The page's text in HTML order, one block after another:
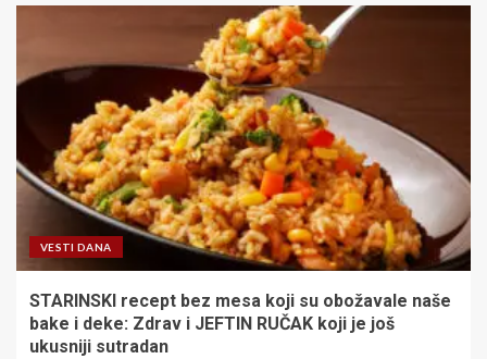
VESTI DANA
STARINSKI recept bez mesa koji su obožavale naše
bake i deke: Zdrav i JEFTIN RUČAK koji je još
ukusniji sutradan